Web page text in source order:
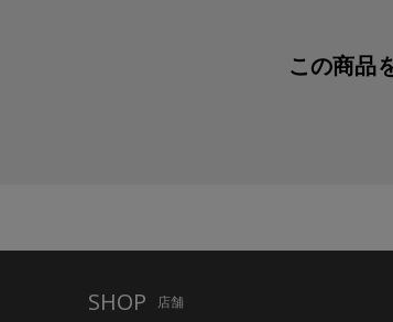
この商品
SHOP 店舗